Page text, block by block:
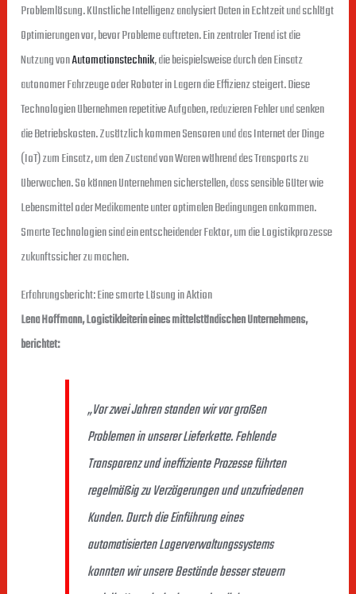
Problemlösung. Künstliche Intelligenz analysiert Daten in Echtzeit und schlägt
Optimierungen vor, bevor Probleme auftreten. Ein zentraler Trend ist die
Nutzung vonAutomationstechnik, die beispielsweise durch den Einsatz
autonomer Fahrzeuge oder Roboter in Lagern die Effizienz steigert. Diese
Technologien übernehmen repetitive Aufgaben, reduzieren Fehler und senken
die Betriebskosten. Zusätzlich kommen Sensoren und das Internet der Dinge
(IoT) zum Einsatz, um den Zustand von Waren während des Transports zu
überwachen. So können Unternehmen sicherstellen, dass sensible Güter wie
Lebensmittel oder Medikamente unter optimalen Bedingungen ankommen.
Smarte Technologien sind ein entscheidender Faktor, um die Logistikprozesse
zukunftssicher zu machen.
Erfahrungsbericht: Eine smarte Lösung in Aktion
Lena Hoffmann, Logistikleiterin eines mittelständischen Unternehmens,
berichtet:
„Vor zwei Jahren standen wir vor großen
Problemen in unserer Lieferkette. Fehlende
Transparenz und ineffiziente Prozesse führten
regelmäßig zu Verzögerungen und unzufriedenen
Kunden. Durch die Einführung eines
automatisierten Lagerverwaltungssystems
konnten wir unsere Bestände besser steuern